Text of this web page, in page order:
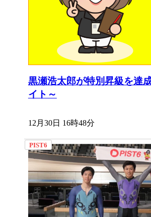
黒瀬浩太郎が特別昇級を達
イト～
12月30日 16時48分